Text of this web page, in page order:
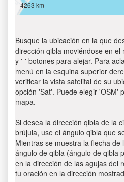
4263 km
Busque la ubicación en la que
dirección qibla moviéndose en
y '-' botones para alejar. Para
menú en la esquina superior
verificar la vista satelital de su
opción 'Sat'. Puede elegir 'OSM'
mapa.
Si desea la dirección qibla de la
brújula, use el ángulo qibla que
Mientras se muestra la flecha
ángulo de qibla (ángulo de qibla
en la dirección de las agujas del
tu oración en la dirección